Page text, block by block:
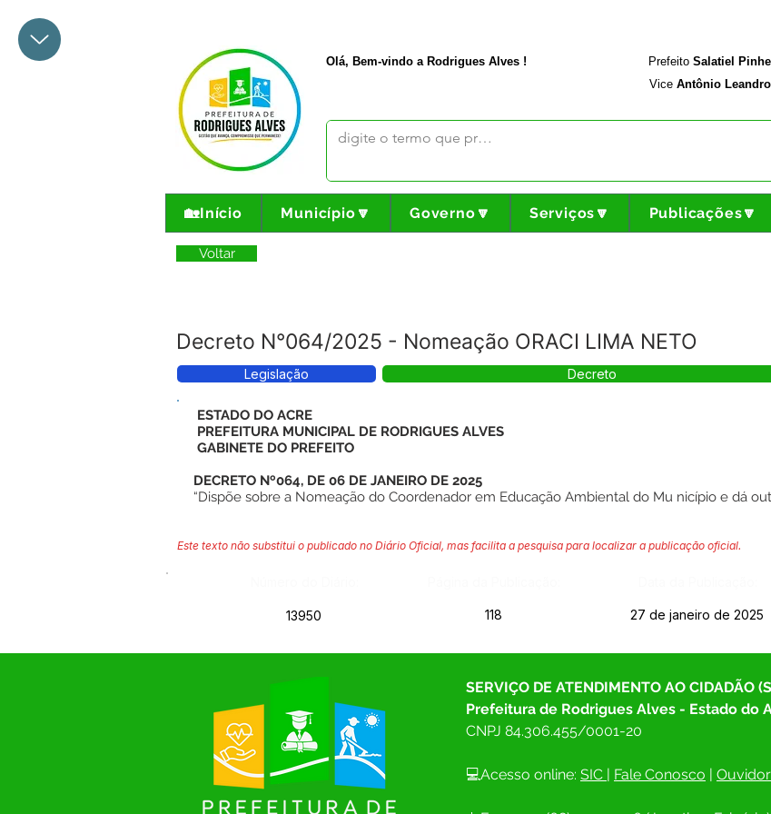
Olá, Bem-vindo a Rodrigues Alves ! Prefeito Salatiel
Vice Antônio
🏡Início Município🔽 Governo🔽 Serviços🔽 Publicações🔽
Voltar
Decreto N°064/2025 - Nomeação ORACI LIMA NETO
Legislação Decreto
ESTADO DO ACRE
PREFEITURA MUNICIPAL DE RODRIGUES ALVES
GABINETE DO PREFEITO
DECRETO Nº064, DE 06 DE JANEIRO DE 2025
“Dispõe sobre a Nomeação do Coordenador em Educação Ambiental do Mu nicípio e dá
Este texto não substitui o publicado no Diário Oficial, mas facilita a pesquisa para localizar a publicação oficial.
13950 118 27 de janeiro de 2025
SERVIÇO DE ATENDIMENTO AO CIDADÃO
Prefeitura de Rodrigues Alves - Estado do
CNPJ 84.306.455/0001-20
💻Acesso online: SIC | Fale Conosco |